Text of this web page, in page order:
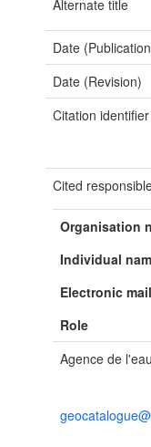
Alternate title
Date
Date (Revision)
Citation identifier
Cited
Organisation
Individual
Electronic
Role
Agence de